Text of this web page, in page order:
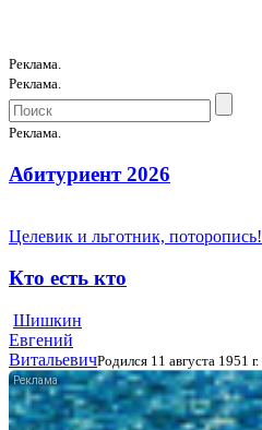
Реклама.
Реклама.
Реклама.
Абитуриент 2026
Целевик и льготник, поторопись!
Кто есть кто
Шишкин
Евгений
ВитальевичРодился 11 августа 1951 г.